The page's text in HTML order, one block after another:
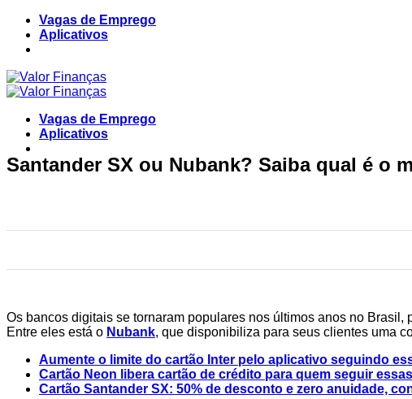
Skip
content
Vagas de Emprego
Aplicativos
Vagas de Emprego
Aplicativos
Santander SX ou Nubank? Saiba qual é o
Os bancos digitais se tornaram populares nos últimos anos no
Entre eles está o Nubank, que disponibiliza para seus clientes uma
Aumente o limite do cartão Inter pelo aplicativo seguindo
Cartão Neon libera cartão de crédito para quem seguir
Cartão Santander SX: 50% de desconto e zero anuidade,